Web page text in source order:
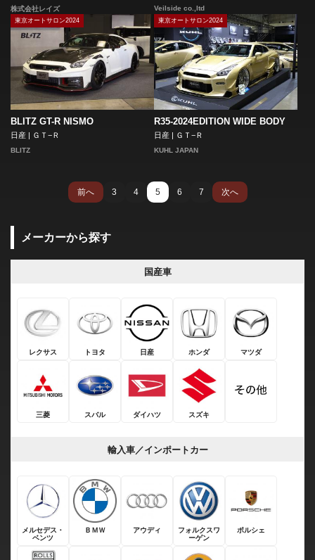
株式会社レイズ Veilside co.,ltd
東京オートサロン2024
BLITZ GT-R NISMO
日産 | ＧＴ−Ｒ
BLITZ
東京オートサロン2024
R35-2024EDITION WIDE BODY
日産 | ＧＴ−Ｒ
KUHL JAPAN
前へ 3 4 5 6 7 次へ
メーカーから探す
国産車
レクサス トヨタ 日産 ホンダ マツダ
三菱 スバル ダイハツ スズキ
輸入車／インポートカー
メルセデス・
ベンツ
ＢＭＷ アウディ
フォルクスワ
ーゲン
ポルシェ